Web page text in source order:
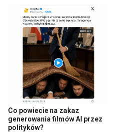
Co powiecie na zakaz
generowania filmów AI przez
polityków?